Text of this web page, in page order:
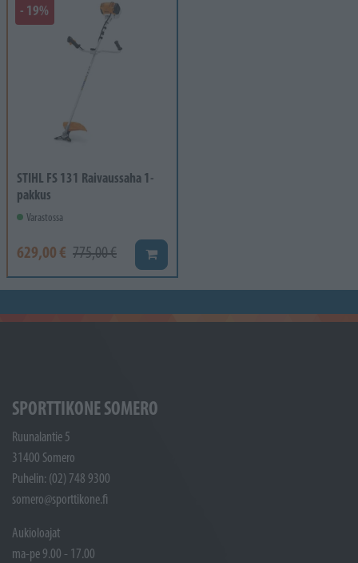
- 19%
STIHL FS 131 Raivaussaha 1-
pakkus
Varastossa
629,00 € 775,00 € Lisää koriin
SPORTTIKONE SOMERO
Ruunalantie 5
31400 Somero
Puhelin: (02) 748 9300
somero@sporttikone.fi
Aukioloajat
ma-pe 9.00 - 17.00